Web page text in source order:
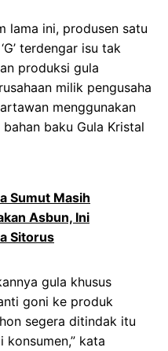
lama ini, produsen satu
terdengar isu tak
produksi gula
milik pengusaha
menggunakan
baku Gula Kristal
Sumut Masih
Asbun, Ini
Sitorus
gula khusus
goni ke produk
segera ditindak itu
kata